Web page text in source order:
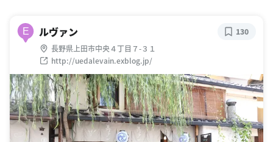
E ルヴァン
長野県上田市中央４丁目７-３１
http://uedalevain.exblog.jp/
130